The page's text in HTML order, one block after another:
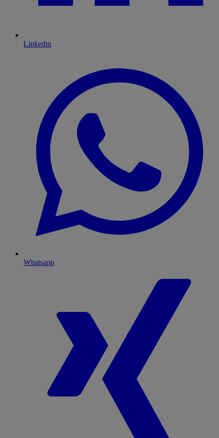
Linkedin
Whatsapp